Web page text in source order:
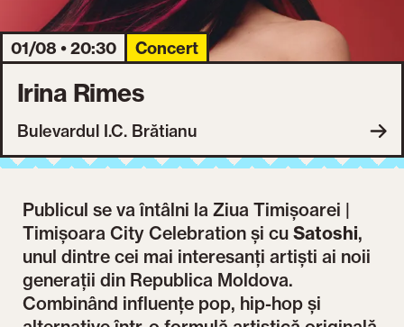
01/08 • 20:30 Concert
Irina Rimes
Bulevardul I.C. Brătianu
Publicul se va întâlni la Ziua Timișoarei |
Timișoara City Celebration și cuSatoshi,
unul dintre cei mai interesanți artiști ai noii
generații din Republica Moldova.
Combinând influențe pop, hip-hop și